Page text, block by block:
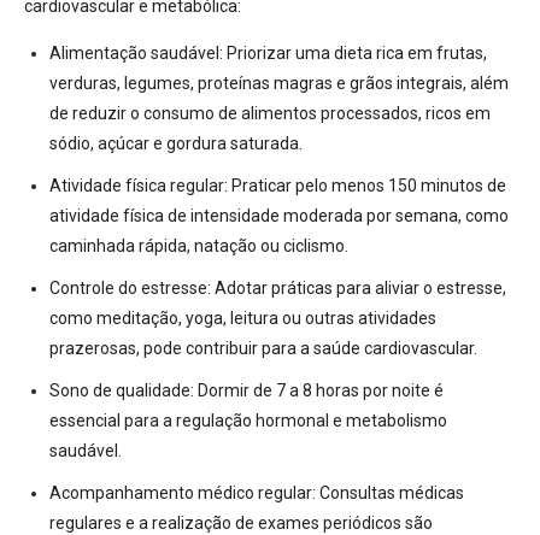
cardiovascular e metabólica:
Alimentação saudável: Priorizar uma dieta rica em frutas,
verduras, legumes, proteínas magras e grãos integrais, além
de reduzir o consumo de alimentos processados, ricos em
sódio, açúcar e gordura saturada.
Atividade física regular: Praticar pelo menos 150 minutos de
atividade física de intensidade moderada por semana, como
caminhada rápida, natação ou ciclismo.
Controle do estresse: Adotar práticas para aliviar o estresse,
como meditação, yoga, leitura ou outras atividades
prazerosas, pode contribuir para a saúde cardiovascular.
Sono de qualidade: Dormir de 7 a 8 horas por noite é
essencial para a regulação hormonal e metabolismo
saudável.
Acompanhamento médico regular: Consultas médicas
regulares e a realização de exames periódicos são